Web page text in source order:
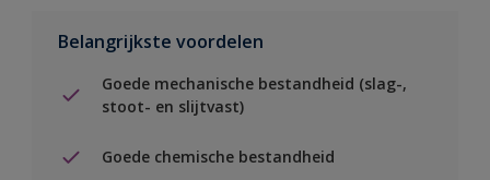
Belangrijkste voordelen
Goede mechanische bestandheid (slag-,
stoot- en slijtvast)
Goede chemische bestandheid